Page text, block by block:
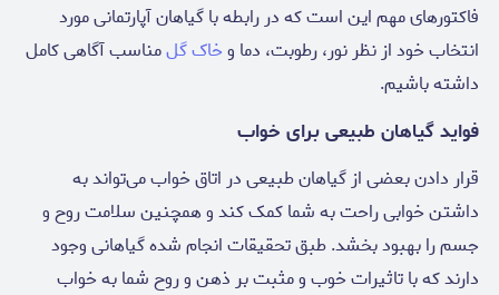
فاکتورهای مهم این است که در رابطه با گیاهان آپارتمانی مورد
انتخاب خود از نظر نور، رطوبت، دما وخاک گلمناسب آگاهی کامل
داشته باشیم.
فواید گیاهان طبیعی برای خواب
قرار دادن بعضی از گیاهان طبیعی در اتاق خواب می‌تواند به
داشتن خوابی راحت به شما کمک کند و همچنین سلامت روح و
جسم را بهبود بخشد. طبق تحقیقات انجام شده گیاهانی وجود
دارند که با تاثیرات خوب و مثبت بر ذهن و روح شما به خواب